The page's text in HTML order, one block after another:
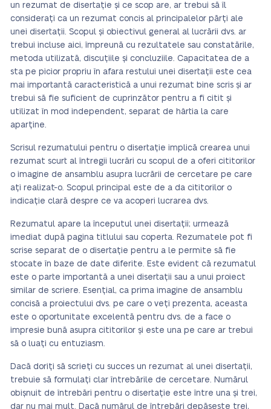
un rezumat de disertație și ce scop are, ar trebui să îl
considerați ca un rezumat concis al principalelor părți ale
unei disertații. Scopul și obiectivul general al lucrării dvs. ar
trebui incluse aici, împreună cu rezultatele sau constatările,
metoda utilizată, discuțiile și concluziile. Capacitatea de a
sta pe picior propriu în afara restului unei disertații este cea
mai importantă caracteristică a unui rezumat bine scris și ar
trebui să fie suficient de cuprinzător pentru a fi citit și
utilizat în mod independent, separat de hârtia la care
aparține.
Scrisul rezumatului pentru o disertație implică crearea unui
rezumat scurt al întregii lucrări cu scopul de a oferi cititorilor
o imagine de ansamblu asupra lucrării de cercetare pe care
ați realizat-o. Scopul principal este de a da cititorilor o
indicație clară despre ce va acoperi lucrarea dvs.
Rezumatul apare la începutul unei disertații; urmează
imediat după pagina titlului sau coperta. Rezumatele pot fi
scrise separat de o disertație pentru a le permite să fie
stocate în baze de date diferite. Este evident că rezumatul
este o parte importantă a unei disertații sau a unui proiect
similar de scriere. Esențial, ca prima imagine de ansamblu
concisă a proiectului dvs. pe care o veți prezenta, aceasta
este o oportunitate excelentă pentru dvs. de a face o
impresie bună asupra cititorilor și este una pe care ar trebui
să o luați cu entuziasm.
Dacă doriți să scrieți cu succes un rezumat al unei disertații,
trebuie să formulați clar întrebările de cercetare. Numărul
obișnuit de întrebări pentru o disertație este între una și trei,
dar nu mai mult. Dacă numărul de întrebări depășește trei,